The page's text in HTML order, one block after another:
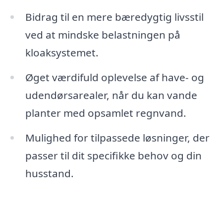
Bidrag til en mere bæredygtig livsstil
ved at mindske belastningen på
kloaksystemet.
Øget værdifuld oplevelse af have- og
udendørsarealer, når du kan vande
planter med opsamlet regnvand.
Mulighed for tilpassede løsninger, der
passer til dit specifikke behov og din
husstand.